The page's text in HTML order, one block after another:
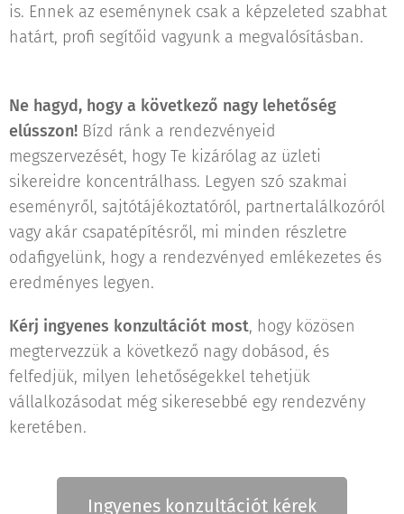
is. Ennek az eseménynek csak a képzeleted szabhat
határt, profi segítőid vagyunk a megvalósításban.
Ne hagyd, hogy a következő nagy lehetőség
elússzon! Bízd ránk a rendezvényeid
megszervezését, hogy Te kizárólag az üzleti
sikereidre koncentrálhass. Legyen szó szakmai
eseményről, sajtótájékoztatóról, partnertalálkozóról
vagy akár csapatépítésről, mi minden részletre
odafigyelünk, hogy a rendezvényed emlékezetes és
eredményes legyen.
Kérj ingyenes konzultációt most, hogy közösen
megtervezzük a következő nagy dobásod, és
felfedjük, milyen lehetőségekkel tehetjük
vállalkozásodat még sikeresebbé egy rendezvény
keretében.
Ingyenes konzultációt kérek